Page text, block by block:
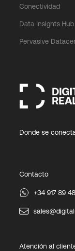
Conectividad
Data Insights Hub
Pervasive
Donde se
Contacto
+34 917 89
Atención al